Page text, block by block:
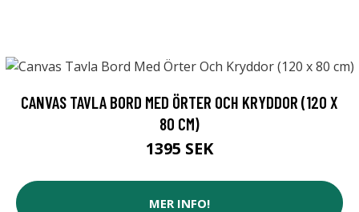
CANVAS TAVLA BORD MED ÖRTER OCH KRYDDOR (120 X
80 CM)
1395 SEK
MER INFO!